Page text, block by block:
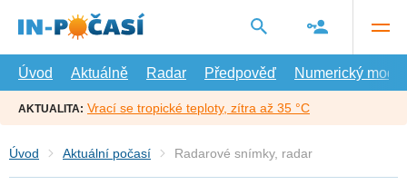
hlavní
Úvod
Aktuálně Radar Předpověď Numerický model
AKTUALITA: Vrací se tropické teploty, zítra až 35 °C
Úvod Aktuální počasí Radarové snímky, radar